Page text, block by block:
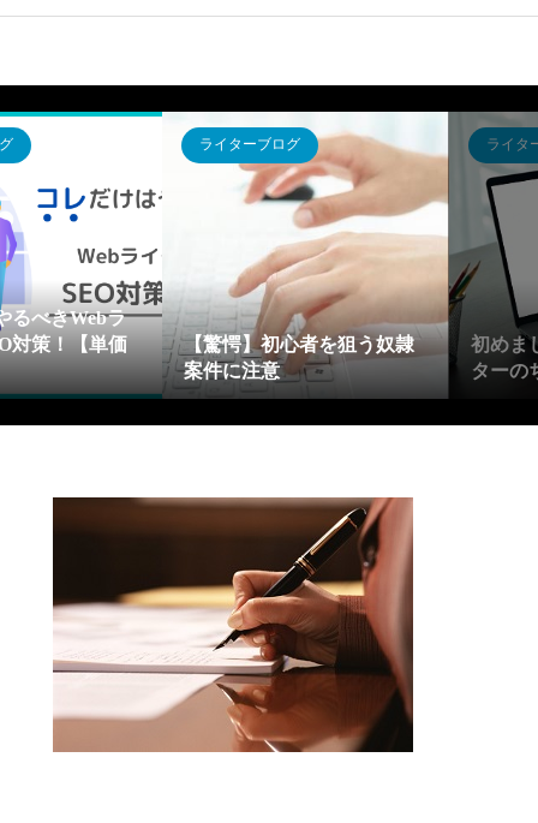
るべきWebラ
対策！【単価
ライターブログ
【驚愕】初心者を狙う奴隷
案件に注意
ライタ
初めま
ターの